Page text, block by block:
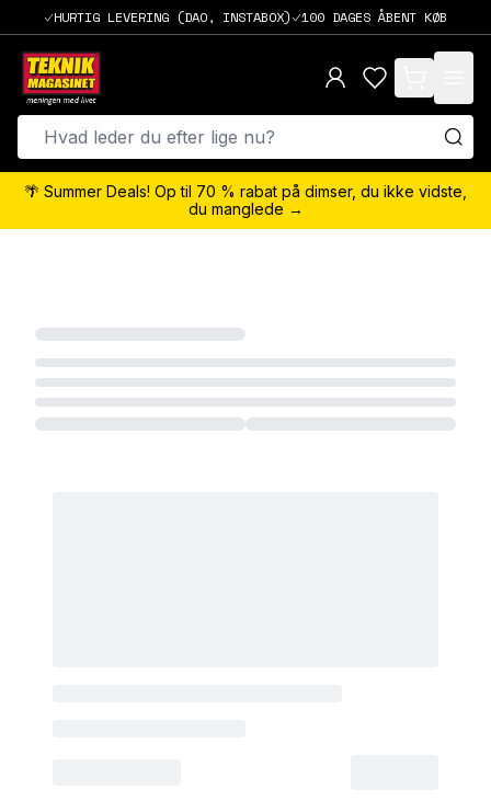
HURTIG LEVERING (DAO, INSTABOX) 100 DAGES ÅBENT KØB
items in cart,
🌴 Summer Deals! Op til 70 % rabat på dimser, du ikke vidste,
du manglede →